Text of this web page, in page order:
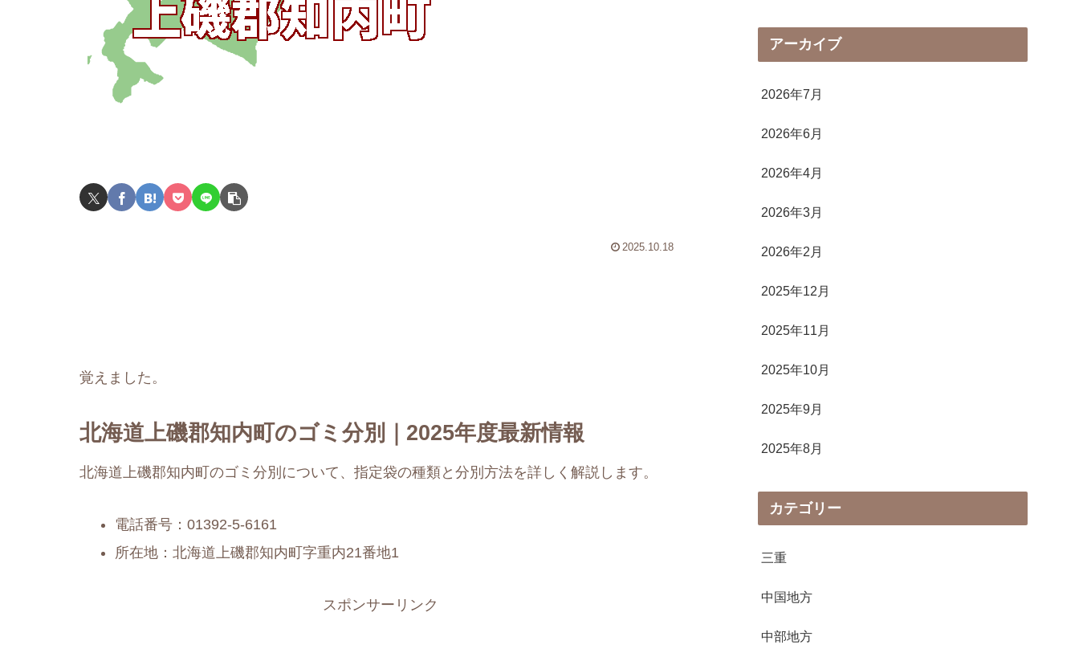
2025.10.18
覚えました。
北海道上磯郡知内町のゴミ分別｜2025年度最新情報
北海道上磯郡知内町のゴミ分別について、指定袋の種類と分別方法を詳しく解説します。
電話番号：01392-5-6161
所在地：北海道上磯郡知内町字重内21番地1
スポンサーリンク
アーカイブ
2026年7月
2026年6月
2026年4月
2026年3月
2026年2月
2025年12月
2025年11月
2025年10月
2025年9月
2025年8月
カテゴリー
三重
中国地方
中部地方